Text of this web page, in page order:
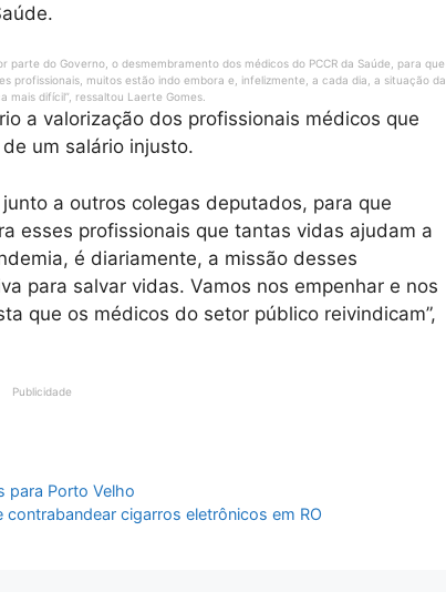
do Governo, o desmembramento dos médicos do PCCR da Saúde, para que
profissionais, muitos estão indo embora e, infelizmente, a cada dia, a situação da
mais difícil”, ressaltou Laerte Gomes.
a valorização dos profissionais médicos que
um salário injusto.
a outros colegas deputados, para que
esses profissionais que tantas vidas ajudam a
é diariamente, a missão desses
para salvar vidas. Vamos nos empenhar e nos
que os médicos do setor público reivindicam”,
Publicidade
para Porto Velho
contrabandear cigarros eletrônicos em RO